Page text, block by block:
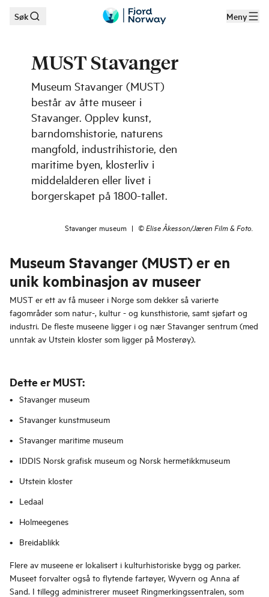
Hopp til hovedinnhold
Søk Meny
MUST Stavanger
Museum Stavanger (MUST)
består av åtte museer i
Stavanger. Opplev kunst,
barndomshistorie, naturens
mangfold, industrihistorie, den
maritime byen, klosterliv i
middelalderen eller livet i
borgerskapet på 1800-tallet.
Stavanger museum | ©Elise Åkesson/Jæren Film & Foto.
Museum Stavanger (MUST) er en
unik kombinasjon av museer
MUST er ett av få museer i Norge som dekker så varierte
fagområder som natur-, kultur - og kunsthistorie, samt sjøfart og
industri. De fleste museene ligger i og nær Stavanger sentrum (med
unntak av Utstein kloster som ligger på Mosterøy).
Dette er MUST:
Stavanger museum
Stavanger kunstmuseum
Stavanger maritime museum
IDDIS Norsk grafisk museum og Norsk hermetikkmuseum
Utstein kloster
Ledaal
Holmeegenes
Breidablikk
Flere av museene er lokalisert i kulturhistoriske bygg og parker.
Museet forvalter også to flytende fartøyer, Wyvern og Anna af
Sand. I tillegg administrerer museet Ringmerkingssentralen, som